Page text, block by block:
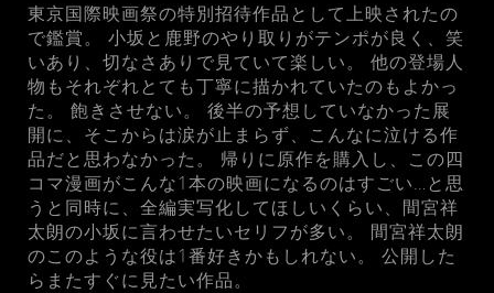
東京国際映画祭の特別招待作品として上映されたの
で鑑賞。 小坂と鹿野のやり取りがテンポが良く、笑
いあり、切なさありで見ていて楽しい。 他の登場人
物もそれぞれとても丁寧に描かれていたのもよかっ
た。 飽きさせない。 後半の予想していなかった展
開に、そこからは涙が止まらず、こんなに泣ける作
品だと思わなかった。 帰りに原作を購入し、この四
コマ漫画がこんな1本の映画になるのはすごい…と思
うと同時に、全編実写化してほしいくらい、間宮祥
太朗の小坂に言わせたいセリフが多い。 間宮祥太朗
のこのような役は1番好きかもしれない。 公開した
らまたすぐに見たい作品。